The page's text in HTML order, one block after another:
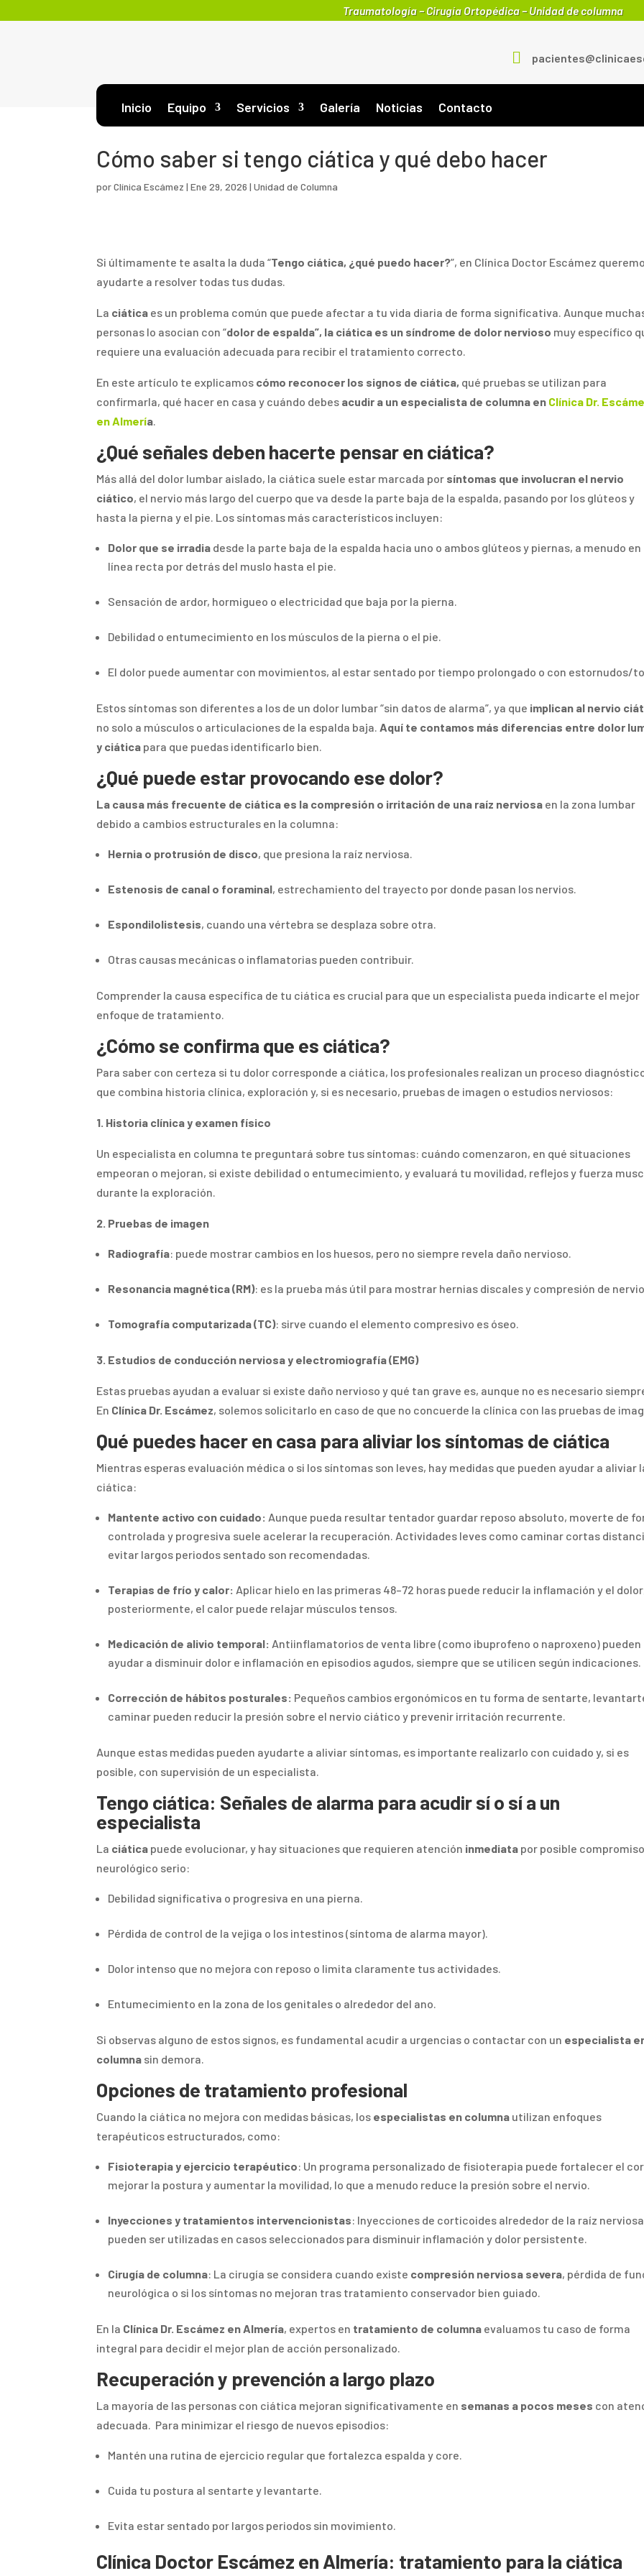
Traumatología – Cirugía Ortopédica – Unidad de columna

Inicio Equipo Servicios Galería Noticias Contacto
Cómo saber si tengo ciática y qué debo hacer
porClínica Escámez |Ene 29, 2026 |Unidad de Columna
Si últimamente te asalta la duda “Tengo ciática, ¿qué puedo hacer?”, en Clínica Doctor Escámez
ayudarte a resolver todas tus dudas.
La ciática es un problema común que puede afectar a tu vida diaria de forma significativa. Aunque
personas lo asocian con “dolor de espalda”, la ciática es un síndrome de dolor nervioso muy específico
requiere una evaluación adecuada para recibir el tratamiento correcto.
En este artículo te explicamos cómo reconocer los signos de ciática, qué pruebas se utilizan para
confirmarla, qué hacer en casa y cuándo debes acudir a un especialista de columna en Clínica Dr.
en Almería
¿Qué señales deben hacerte pensar en ciática?
Más allá del dolor lumbar aislado, la ciática suele estar marcada por síntomas que involucran el nervio
ciático, el nervio más largo del cuerpo que va desde la parte baja de la espalda, pasando por los glúteos y
hasta la pierna y el pie. Los síntomas más característicos incluyen:
Dolor que se irradia desde la parte baja de la espalda hacia uno o ambos glúteos y piernas, a menudo en
línea recta por detrás del muslo hasta el pie.
Sensación de ardor, hormigueo o electricidad que baja por la pierna.
Debilidad o entumecimiento en los músculos de la pierna o el pie.
El dolor puede aumentar con movimientos, al estar sentado por tiempo prolongado o con estornudos/
Estos síntomas son diferentes a los de un dolor lumbar “sin datos de alarma”, ya que implican al nervio
no solo a músculos o articulaciones de la espalda baja. Aquí te contamos más diferencias entre dolor
y ciática para que puedas identificarlo bien.
¿Qué puede estar provocando ese dolor?
La causa más frecuente de ciática es la compresión o irritación de una raíz nerviosa en la zona lumbar
debido a cambios estructurales en la columna:
Hernia o protrusión de disco, que presiona la raíz nerviosa.
Estenosis de canal o foraminal, estrechamiento del trayecto por donde pasan los nervios.
Espondilolistesis, cuando una vértebra se desplaza sobre otra.
Otras causas mecánicas o inflamatorias pueden contribuir.
Comprender la causa específica de tu ciática es crucial para que un especialista pueda indicarte el mejor
enfoque de tratamiento.
¿Cómo se confirma que es ciática?
Para saber con certeza si tu dolor corresponde a ciática, los profesionales realizan un proceso
que combina historia clínica, exploración y, si es necesario, pruebas de imagen o estudios nerviosos:
1. Historia clínica y examen físico
Un especialista en columna te preguntará sobre tus síntomas: cuándo comenzaron, en qué situaciones
empeoran o mejoran, si existe debilidad o entumecimiento, y evaluará tu movilidad, reflejos y fuerza
durante la exploración.
2. Pruebas de imagen
Radiografía: puede mostrar cambios en los huesos, pero no siempre revela daño nervioso.
Resonancia magnética (RM): es la prueba más útil para mostrar hernias discales y compresión de
Tomografía computarizada (TC): sirve cuando el elemento compresivo es óseo.
3. Estudios de conducción nerviosa y electromiografía (EMG)
Estas pruebas ayudan a evaluar si existe daño nervioso y qué tan grave es, aunque no es necesario
En Clínica Dr. Escámez, solemos solicitarlo en caso de que no concuerde la clínica con las pruebas de
Qué puedes hacer en casa para aliviar los síntomas de ciática
Mientras esperas evaluación médica o si los síntomas son leves, hay medidas que pueden ayudar a aliviar
ciática:
Mantente activo con cuidado: Aunque pueda resultar tentador guardar reposo absoluto, moverte de
controlada y progresiva suele acelerar la recuperación. Actividades leves como caminar cortas
evitar largos periodos sentado son recomendadas.
Terapias de frío y calor: Aplicar hielo en las primeras 48–72 horas puede reducir la inflamación y el
posteriormente, el calor puede relajar músculos tensos.
Medicación de alivio temporal: Antiinflamatorios de venta libre (como ibuprofeno o naproxeno) pueden
ayudar a disminuir dolor e inflamación en episodios agudos, siempre que se utilicen según indicaciones.
Corrección de hábitos posturales: Pequeños cambios ergonómicos en tu forma de sentarte,
caminar pueden reducir la presión sobre el nervio ciático y prevenir irritación recurrente.
Aunque estas medidas pueden ayudarte a aliviar síntomas, es importante realizarlo con cuidado y, si es
posible, con supervisión de un especialista.
Tengo ciática: Señales de alarma para acudir sí o sí a un
especialista
La ciática puede evolucionar, y hay situaciones que requieren atención inmediata por posible compromiso
neurológico serio:
Debilidad significativa o progresiva en una pierna.
Pérdida de control de la vejiga o los intestinos (síntoma de alarma mayor).
Dolor intenso que no mejora con reposo o limita claramente tus actividades.
Entumecimiento en la zona de los genitales o alrededor del ano.
Si observas alguno de estos signos, es fundamental acudir a urgencias o contactar con un especialista
columna sin demora.
Opciones de tratamiento profesional
Cuando la ciática no mejora con medidas básicas, los especialistas en columna utilizan enfoques
terapéuticos estructurados, como:
Fisioterapia y ejercicio terapéutico: Un programa personalizado de fisioterapia puede fortalecer el
mejorar la postura y aumentar la movilidad, lo que a menudo reduce la presión sobre el nervio.
Inyecciones y tratamientos intervencionistas: Inyecciones de corticoides alrededor de la raíz nerviosa
pueden ser utilizadas en casos seleccionados para disminuir inflamación y dolor persistente.
Cirugía de columna: La cirugía se considera cuando existe compresión nerviosa severa, pérdida de
neurológica o si los síntomas no mejoran tras tratamiento conservador bien guiado.
En la Clínica Dr. Escámez en Almería, expertos en tratamiento de columna evaluamos tu caso de forma
integral para decidir el mejor plan de acción personalizado.
Recuperación y prevención a largo plazo
La mayoría de las personas con ciática mejoran significativamente en semanas a pocos meses con
adecuada. Para minimizar el riesgo de nuevos episodios:
Mantén una rutina de ejercicio regular que fortalezca espalda y core.
Cuida tu postura al sentarte y levantarte.
Evita estar sentado por largos periodos sin movimiento.
Clínica Doctor Escámez en Almería: tratamiento para la ciática